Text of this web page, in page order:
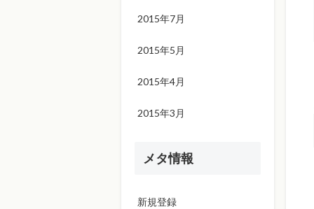
2015年7月
2015年5月
2015年4月
2015年3月
メタ情報
新規登録